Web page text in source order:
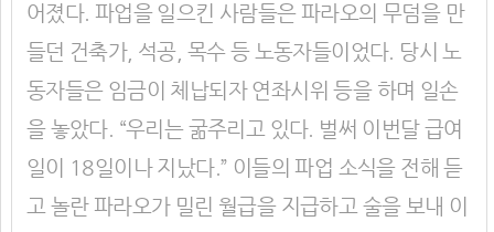
어졌다. 파업을 일으킨 사람들은 파라오의 무덤을 만
들던 건축가, 석공, 목수 등 노동자들이었다. 당시 노
동자들은 임금이 체납되자 연좌시위 등을 하며 일손
을 놓았다. “우리는 굶주리고 있다. 벌써 이번달 급여
일이 18일이나 지났다.” 이들의 파업 소식을 전해 듣
고 놀란 파라오가 밀린 월급을 지급하고 술을 보내 이